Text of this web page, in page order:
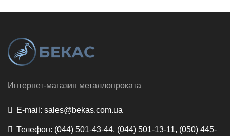
Интернет-магазин металлопроката
E-mail: sales@bekas.com.ua
Телефон: (044) 501-43-44, (044) 501-13-11, (050) 445-